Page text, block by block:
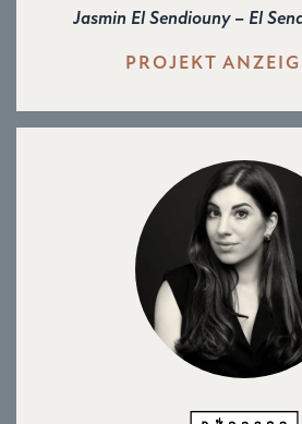
Jasmin El Sendiouny – El
PROJEKT